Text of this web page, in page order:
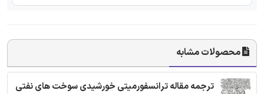
محصولات مشابه
ترجمه مقاله ترانسفورمیتی خورشیدی سوخت های نفتی